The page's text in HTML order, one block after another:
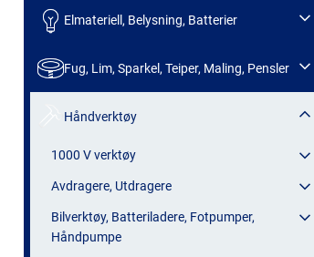
Elmateriell, Belysning, Batterier
Fug, Lim, Sparkel, Teiper, Maling, Pensler
Håndverktøy
1000 V verktøy
Avdragere, Utdragere
Bilverktøy, Batteriladere, Fotpumper,
Håndpumpe